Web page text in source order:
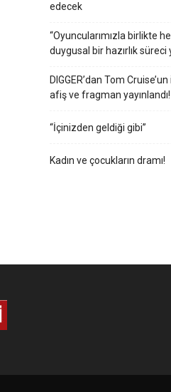
edecek
“Oyuncularımızla birlikte
duygusal bir hazırlık süreci
DIGGER’dan Tom
afiş ve fragman yayınlandı!
“İçinizden geldiği gibi”
Kadın ve çocukların dramı!